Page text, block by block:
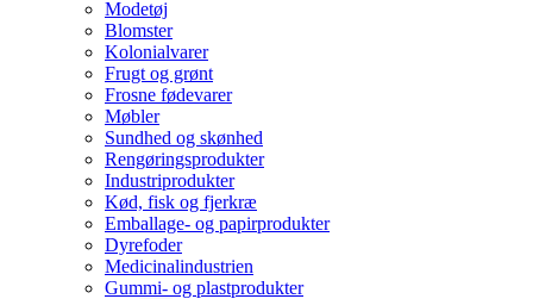
Modetøj
Blomster
Kolonialvarer
Frugt og grønt
Frosne fødevarer
Møbler
Sundhed og skønhed
Rengøringsprodukter
Industriprodukter
Kød, fisk og fjerkræ
Emballage- og papirprodukter
Dyrefoder
Medicinalindustrien
Gummi- og plastprodukter